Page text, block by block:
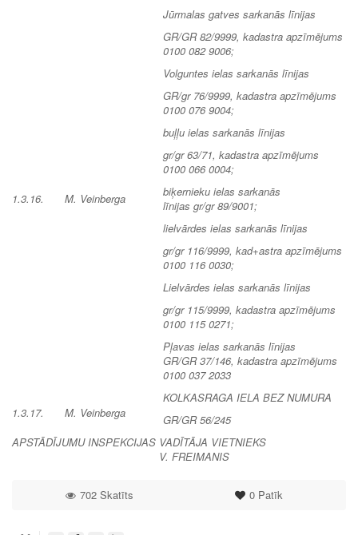
1.3.16. M. Veinberga
Jūrmalas gatves sarkanās līnijas
GR/GR 82/9999, kadastra apzīmējums
0100 082 9006;
Volguntes ielas sarkanās līnijas
GR/gr 76/9999, kadastra apzīmējums
0100 076 9004;
buļļu ielas sarkanās līnijas
gr/gr 63/71, kadastra apzīmējums
0100 066 0004;
biķernieku ielas sarkanās
līnijas gr/gr 89/9001;
lielvārdes ielas sarkanās līnijas
gr/gr 116/9999, kad+astra apzīmējums
0100 116 0030;
Lielvārdes ielas sarkanās līnijas
gr/gr 115/9999, kadastra apzīmējums
0100 115 0271;
Pļavas ielas sarkanās līnijas
GR/GR 37/146, kadastra apzīmējums
0100 037 2033
1.3.17. M. Veinberga
KOLKASRAGA IELA BEZ NUMURA
GR/GR 56/245
APSTĀDĪJUMU INSPEKCIJAS VADĪTĀJA VIETNIEKS
V. FREIMANIS
0Patīk
702 Skatīts